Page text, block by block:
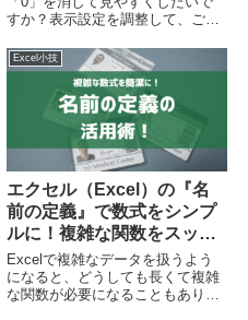
すか？表示設定を調整して、ごち
させる方法を解説します。
Excel小技
エクセル（Excel）の『名
前の定義』で数式をシンプ
ルに！複雑な関数をスッキ
リ整理する方法
Excelで複雑なデータを扱うよう
になると、どうしても長くて複雑
な関数が必要になることもありま